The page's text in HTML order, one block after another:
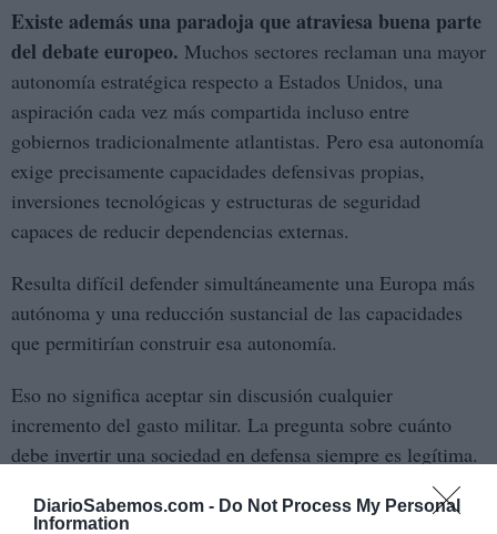
DiarioSabemos.com - Do Not Process My Personal
Information
Existe además una paradoja que atraviesa buena parte
del debate europeo. Muchos sectores reclaman una mayor
autonomía estratégica respecto a Estados Unidos, una
aspiración cada vez más compartida incluso entre
gobiernos tradicionalmente atlantistas. Pero esa autonomía
exige precisamente capacidades defensivas propias,
inversiones tecnológicas y estructuras de seguridad
capaces de reducir dependencias externas.
Resulta difícil defender simultáneamente una Europa más
autónoma y una reducción sustancial de las capacidades
que permitirían construir esa autonomía.
Eso no significa aceptar sin discusión cualquier
incremento del gasto militar. La pregunta sobre cuánto
debe invertir una sociedad en defensa siempre es legítima.
También lo es exigir transparencia sobre las prioridades
presupuestarias o reclamar que los recursos públicos se